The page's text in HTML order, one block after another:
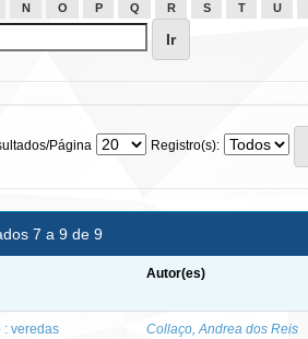
N O P Q R S T U
Página Registro(s):
7 a 9 de 9
Autor(es)
: veredas Collaço, Andrea dos Reis